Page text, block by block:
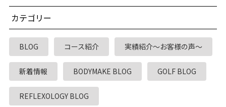
カテゴリー
BLOG コース紹介 実績紹介～お客様の声～
新着情報 BODYMAKE BLOG GOLF BLOG
REFLEXOLOGY BLOG